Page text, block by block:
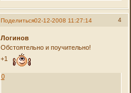
Поделиться 4
02-12-2008 11:27:14
Логинов
Обстоятельно и поучительно!
+1
0